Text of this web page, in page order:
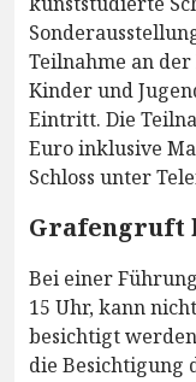
Teilnahme an
Kinder und
Eintritt. Die
Euro inklusive
Schloss unter
Grafengruft
Bei einer
15 Uhr, kann
besichtigt
die Besichtigung